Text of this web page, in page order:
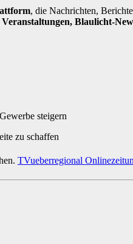
, die Nachrichten,
Blaulicht-
steigern
zu schaffen
TVueberregional